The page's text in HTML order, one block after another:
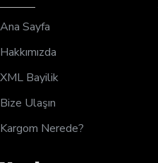
Ana Sayfa
Hakkımızda
XML Bayilik
Bize Ulaşın
Kargom Nerede?